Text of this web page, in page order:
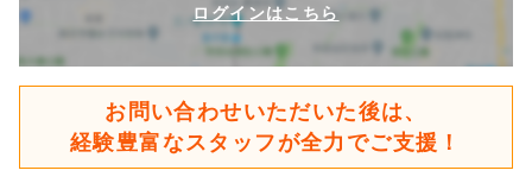
ログインはこちら
お問い合わせいただいた後は、
経験豊富なスタッフが全力でご支援！